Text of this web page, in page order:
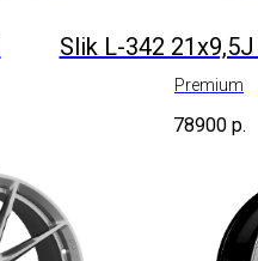
Slik L-342
Premium
78900 р.